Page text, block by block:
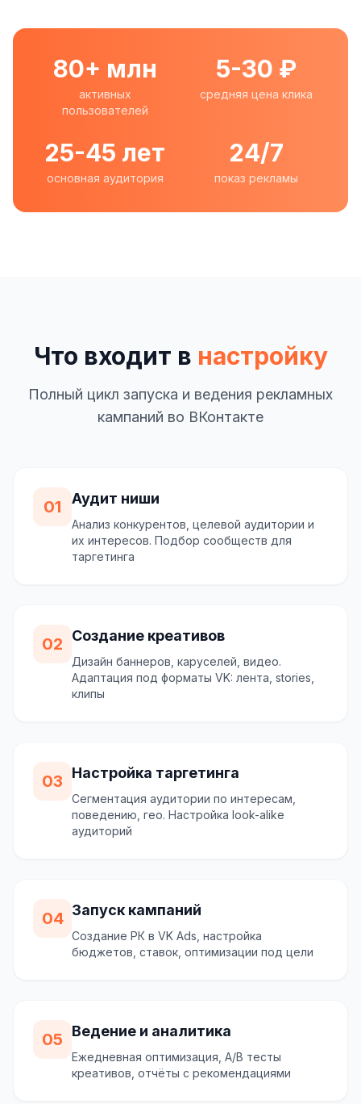
80+ млн
активных
пользователей
5-30 ₽
средняя цена клика
25-45 лет
основная аудитория
24/7
показ рекламы
Что входит в настройку
Полный цикл запуска и ведения рекламных
кампаний во ВКонтакте
01 Аудит ниши
Анализ конкурентов, целевой аудитории и
их интересов. Подбор сообществ для
таргетинга
02 Создание креативов
Дизайн баннеров, каруселей, видео.
Адаптация под форматы VK: лента, stories,
клипы
03 Настройка таргетинга
Сегментация аудитории по интересам,
поведению, гео. Настройка look-alike
аудиторий
04 Запуск кампаний
Создание РК в VK Ads, настройка
бюджетов, ставок, оптимизации под цели
05 Ведение и аналитика
Ежедневная оптимизация, A/B тесты
креативов, отчёты с рекомендациями